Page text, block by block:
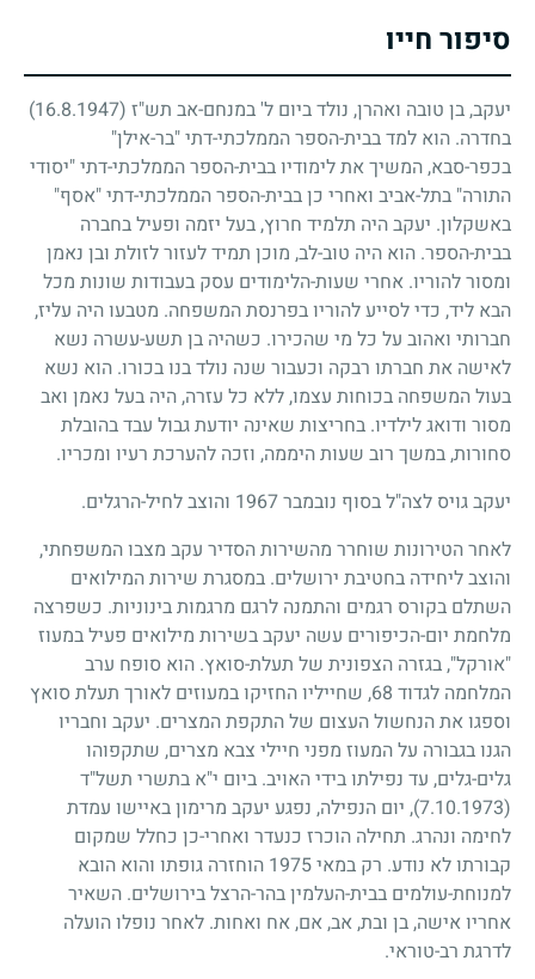
סיפור חייו
יעקב, בן טובה ואהרן, נולד ביום ל' במנחם-אב תש"ז (16.8.1947)
בחדרה. הוא למד בבית-הספר הממלכתי-דתי "בר-אילן"
בכפר-סבא, המשיך את לימודיו בבית-הספר הממלכתי-דתי "יסודי
התורה" בתל-אביב ואחרי כן בבית-הספר הממלכתי-דתי "אסף"
באשקלון. יעקב היה תלמיד חרוץ, בעל יזמה ופעיל בחברה
בבית-הספר. הוא היה טוב-לב, מוכן תמיד לעזור לזולת ובן נאמן
ומסור להוריו. אחרי שעות-הלימודים עסק בעבודות שונות מכל
הבא ליד, כדי לסייע להוריו בפרנסת המשפחה. מטבעו היה עליז,
חברותי ואהוב על כל מי שהכירו. כשהיה בן תשע-עשרה נשא
לאישה את חברתו רבקה וכעבור שנה נולד בנו בכורו. הוא נשא
בעול המשפחה בכוחות עצמו, ללא כל עזרה, היה בעל נאמן ואב
מסור ודואג לילדיו. בחריצות שאינה יודעת גבול עבד בהובלת
סחורות, במשך רוב שעות היממה, וזכה להערכת רעיו ומכריו.
יעקב גויס לצה"ל בסוף נובמבר1967 והוצב לחיל-הרגלים.
לאחר הטירונות שוחרר מהשירות הסדיר עקב מצבו המשפחתי,
והוצב ליחידה בחטיבת ירושלים. במסגרת שירות המילואים
השתלם בקורס רגמים והתמנה לרגם מרגמות בינוניות. כשפרצה
מלחמת יום-הכיפורים עשה יעקב בשירות מילואים פעיל במעוז
"אורקל", בגזרה הצפונית של תעלת-סואץ. הוא סופח ערב
המלחמה לגדוד 68, שחייליו החזיקו במעוזים לאורך תעלת סואץ
וספגו את הנחשול העצום של התקפת המצרים. יעקב וחבריו
הגנו בגבורה על המעוז מפני חיילי צבא מצרים, שתקפוהו
גלים-גלים, עד נפילתו בידי האויב. ביום י"א בתשרי תשל"ד
(7.10.1973)
, יום הנפילה, נפגע יעקב מרימון באיישו עמדת
לחימה ונהרג. תחילה הוכרז כנעדר ואחרי-כן כחלל שמקום
קבורתו לא נודע. רק במאי1975 הוחזרה גופתו והוא הובא
למנוחת-עולמים בבית-העלמין בהר-הרצל בירושלים. השאיר
אחריו אישה, בן ובת, אב, אם, אח ואחות. לאחר נופלו הועלה
לדרגת רב-טוראי.